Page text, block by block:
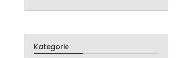
Kategorie